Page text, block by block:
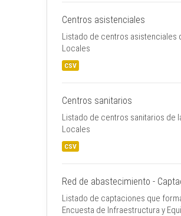
Centros asistenciales
Listado de centros asistenciales
Locales
CSV
Centros sanitarios
Listado de centros sanitarios de
Locales
CSV
Red de abastecimiento -
Listado de captaciones que
Encuesta de Infraestructura y